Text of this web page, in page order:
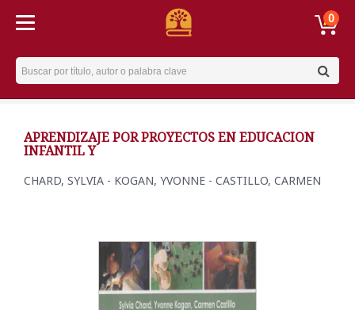
0
Username
APRENDIZAJE POR PROYECTOS EN EDUCACION
INFANTIL Y
CHARD, SYLVIA - KOGAN, YVONNE - CASTILLO, CARMEN